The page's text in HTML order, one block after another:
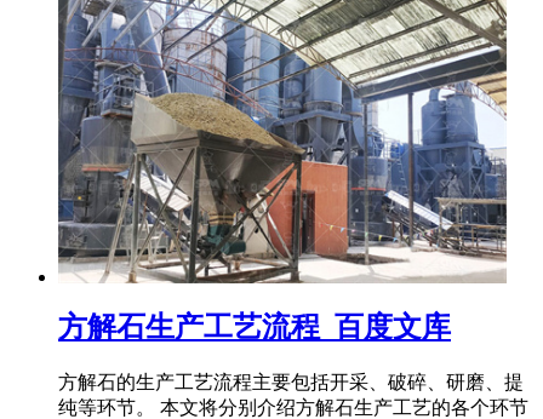
方解石生产工艺流程_百度文库
方解石的生产工艺流程主要包括开采、破碎、研磨、提
纯等环节。 本文将分别介绍方解石生产工艺的各个环节